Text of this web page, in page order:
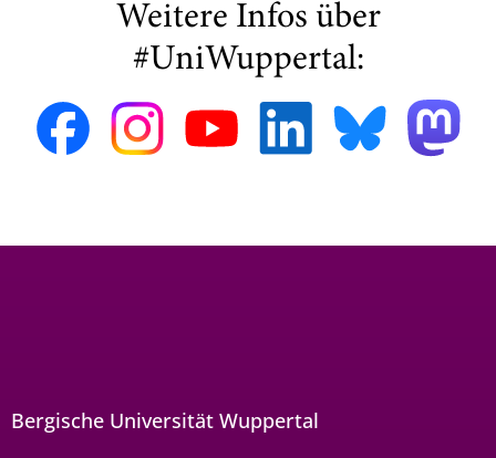
Weitere Infos über
#UniWuppertal:
Bergische Universität Wuppertal